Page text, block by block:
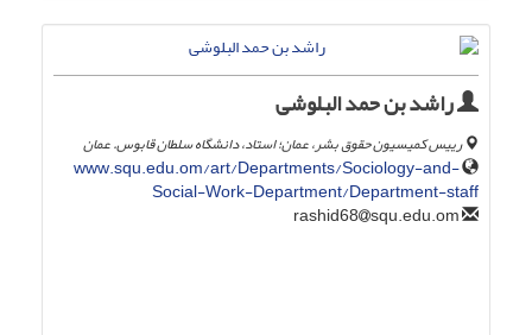
راشد بن حمد البلوشی
رییس کمیسیون حقوق بشر، عمان؛ استاد، دانشگاه سلطان قابوس. عمان
www.squ.edu.om/art/Departments/Sociology-and-
Social-Work-Department/Department-staff
squ.edu.om